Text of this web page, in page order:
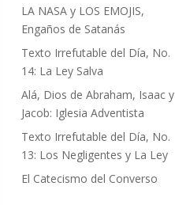
LA NASA y LOS EMOJIS,
Engaños de Satanás
Texto Irrefutable del Día, No.
14: La Ley Salva
Alá, Dios de Abraham, Isaac y
Jacob: Iglesia Adventista
Texto Irrefutable del Día, No.
13: Los Negligentes y La Ley
El Catecismo del Converso